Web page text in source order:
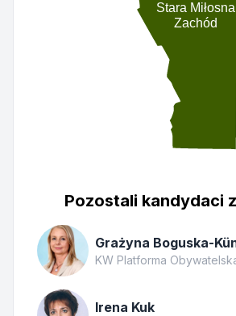
Stara Miłosna
Zachód
Pozostali kandydaci
Grażyna Boguska-
KW Platforma
Irena Kuk